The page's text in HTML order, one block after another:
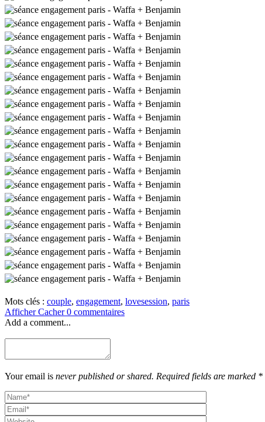
Mots clés : couple, engagement, lovesession, paris
AfficherCacher0 commentaires
Add a comment...
Your email is never published or shared. Required fields are marked *